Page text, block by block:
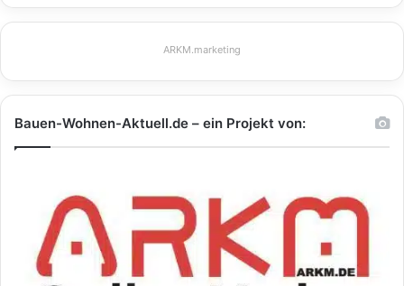
ARKM.marketing
Bauen-Wohnen-Aktuell.de – ein Projekt von: